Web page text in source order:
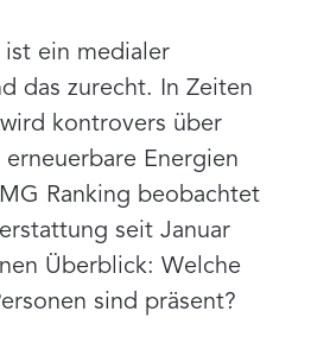
ist ein medialer
das zurecht. In Zeiten
kontrovers über
Energien
Ranking beobachtet
seit Januar
Überblick: Welche
sind präsent?